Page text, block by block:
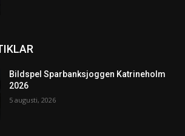
Bildspel Sparbanksjoggen Katrineholm
2026
5 augusti, 2026